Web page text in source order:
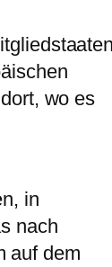
wo es
in
nach
auf dem